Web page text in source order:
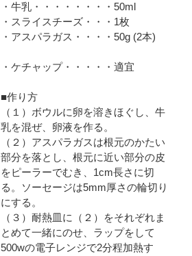
・牛乳・・・・・・・・50ml
・スライスチーズ・・・1枚
・アスパラガス・・・・50g (2本)
・ケチャップ・・・・・適宜
■作り方
（１）ボウルに卵を溶きほぐし、牛
乳を混ぜ、卵液を作る。
（２）アスパラガスは根元のかたい
部分を落とし、根元に近い部分の皮
をピーラーでむき、1cm長さに切
る。ソーセージは5mm厚さの輪切り
にする。
（３）耐熱皿に（２）をそれぞれま
とめて一緒にのせ、ラップをして
500wの電子レンジで2分程加熱す